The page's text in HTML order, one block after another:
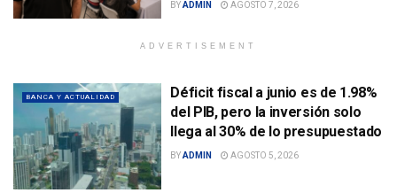
BYADMIN AGOSTO 7, 2026
ADVERTISEMENT
BANCA Y ACTUALIDAD
Déficit fiscal a junio es de 1.98%
del PIB, pero la inversión solo
llega al 30% de lo presupuestado
BYADMIN AGOSTO 5, 2026